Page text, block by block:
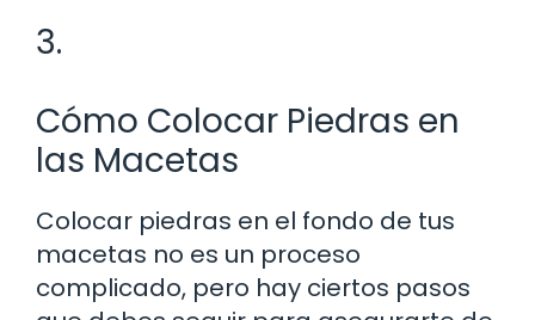
3.
Cómo Colocar Piedras en
las Macetas
Colocar piedras en el fondo de tus
macetas no es un proceso
complicado, pero hay ciertos pasos